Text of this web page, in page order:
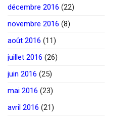
décembre 2016 (22)
novembre 2016 (8)
août 2016 (11)
juillet 2016 (26)
juin 2016 (25)
mai 2016 (23)
avril 2016 (21)